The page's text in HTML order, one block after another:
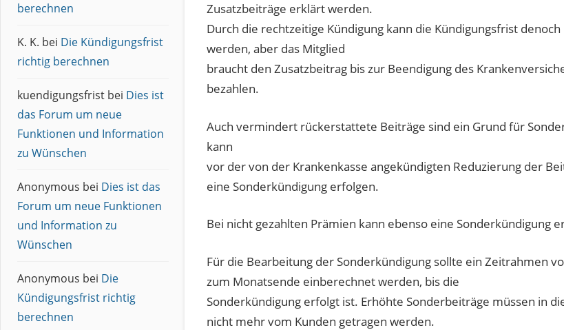
Zusatzbeiträge erklärt werden.
Durch die rechtzeitige Kündigung kann die Kündigungsfrist
werden, aber das Mitglied
braucht den Zusatzbeitrag bis zur Beendigung des
bezahlen.
Auch vermindert rückerstattete Beiträge sind ein Grund für
kann
vor der von der Krankenkasse angekündigten Reduzierung der
eine Sonderkündigung erfolgen.
Bei nicht gezahlten Prämien kann ebenso eine Sonderkündigung
Für die Bearbeitung der Sonderkündigung sollte ein Zeitrahmen
zum Monatsende einberechnet werden, bis die
Sonderkündigung erfolgt ist. Erhöhte Sonderbeiträge müssen in
nicht mehr vom Kunden getragen werden.
berechnen
K. K. bei Die Kündigungsfrist
richtig berechnen
kuendigungsfrist bei Dies ist
das Forum um neue
Funktionen und Information
zu Wünschen
Anonymous bei Dies ist das
Forum um neue Funktionen
und Information zu
Wünschen
Anonymous bei Die
Kündigungsfrist richtig
berechnen